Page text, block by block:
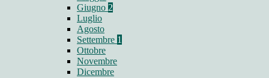
Giugno 2
Luglio
Agosto
Settembre 1
Ottobre
Novembre
Dicembre